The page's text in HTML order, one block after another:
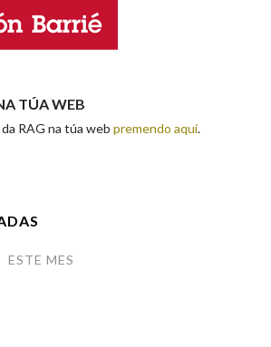
LIMPAR
TÚA WEB
RAG na túa web premendo aquí.
ESTE MES